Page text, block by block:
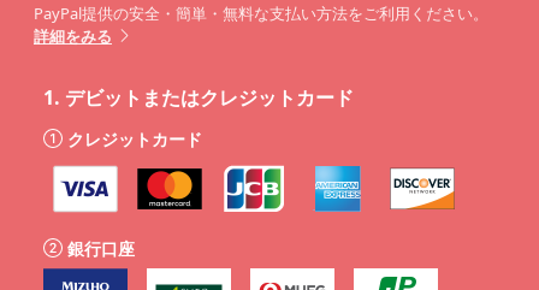
PayPal提供の安全・簡単・無料な支払い方法をご利用ください。
詳細をみる
1. デビットまたはクレジットカード
クレジットカード
銀行口座